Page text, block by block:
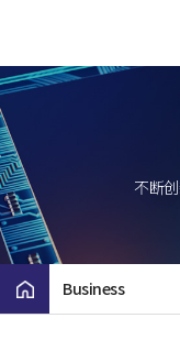
不断
Business